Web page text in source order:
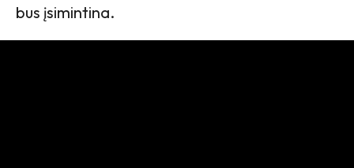
bus įsimintina.